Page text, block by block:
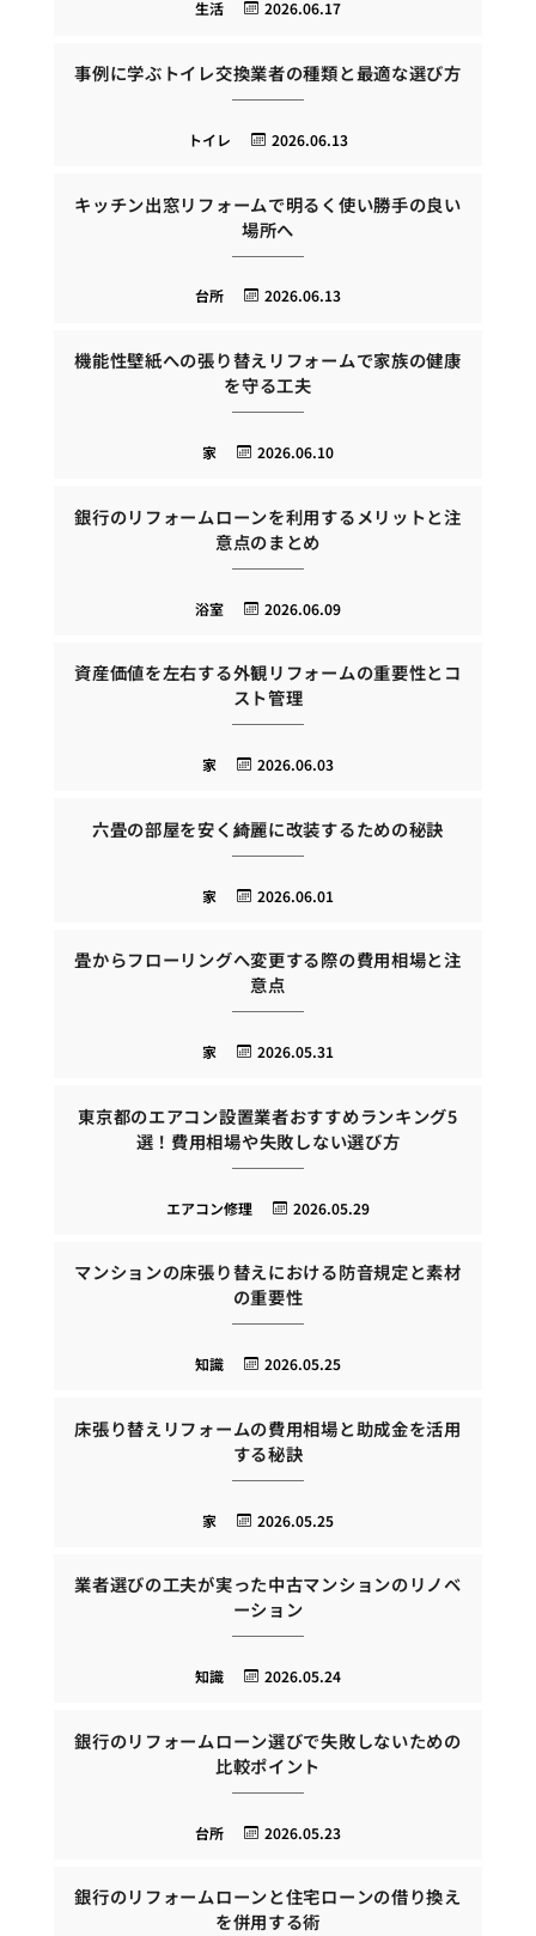
2026.06.17
生活
事例に学ぶトイレ交換業者の種類と最適な選び方
2026.06.13
トイレ
キッチン出窓リフォームで明るく使い勝手の良い
場所へ
2026.06.13
台所
機能性壁紙への張り替えリフォームで家族の健康
を守る工夫
2026.06.10
家
銀行のリフォームローンを利用するメリットと注
意点のまとめ
2026.06.09
浴室
資産価値を左右する外観リフォームの重要性とコ
スト管理
2026.06.03
家
六畳の部屋を安く綺麗に改装するための秘訣
2026.06.01
家
畳からフローリングへ変更する際の費用相場と注
意点
2026.05.31
家
東京都のエアコン設置業者おすすめランキング5
選！費用相場や失敗しない選び方
2026.05.29
エアコン修理
マンションの床張り替えにおける防音規定と素材
の重要性
2026.05.25
知識
床張り替えリフォームの費用相場と助成金を活用
する秘訣
2026.05.25
家
業者選びの工夫が実った中古マンションのリノベ
ーション
2026.05.24
知識
銀行のリフォームローン選びで失敗しないための
比較ポイント
2026.05.23
台所
銀行のリフォームローンと住宅ローンの借り換え
を併用する術